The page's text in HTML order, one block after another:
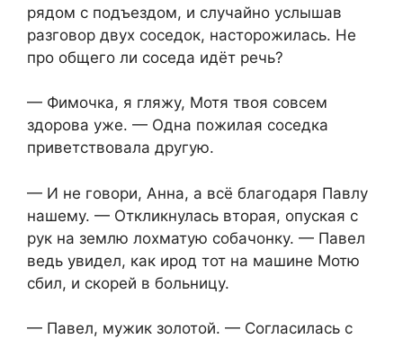
рядом с подъездом, и случайно услышав
разговор двух соседок, насторожилась. Не
про общего ли соседа идёт речь?
— Фимочка, я гляжу, Мотя твоя совсем
здорова уже. — Одна пожилая соседка
приветствовала другую.
— И не говори, Анна, а всё благодаря Павлу
нашему. — Откликнулась вторая, опуская с
рук на землю лохматую собачонку. — Павел
ведь увидел, как ирод тот на машине Мотю
сбил, и скорей в больницу.
— Павел, мужик золотой. — Согласилась с